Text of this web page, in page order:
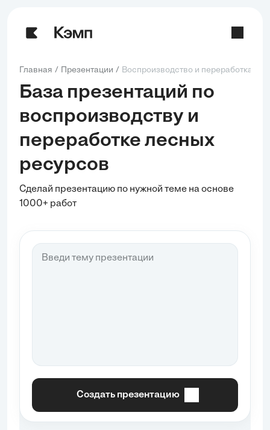
Главная Презентации Воспроизводство и переработка
База презентаций по
воспроизводству и
переработке лесных
ресурсов
Сделай презентацию по нужной теме на основе
1000+ работ
Создать презентацию